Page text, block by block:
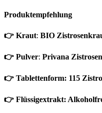
Produktempfehlung
👉 Kraut: BIO
👉 Pulver: Privana
👉 Tablettenform: 115
👉 Flüssigextrakt: